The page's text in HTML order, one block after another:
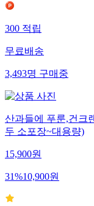
300 적립
무료배송
3,493명 구매중
산과들에 푸룬,건크
두 소포장~대용량)
15,900원
31%10,900원